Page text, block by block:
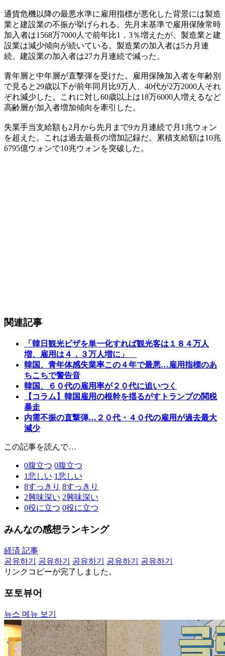
通貨危機以降の最悪水準に雇用指標が悪化した背景には製造
業と建設業の不振が挙げられる。先月末基準で雇用保険常時
加入者は1568万7000人で前年比1．3％増えたが、製造業と建
設業は減少傾向が続いている。製造業の加入者は5カ月連
続、建設業の加入者は27カ月連続で減った。
青年層と中年層が直撃弾を受けた。雇用保険加入者を年齢別
で見ると29歳以下が前年同月比9万人、40代が2万2000人それ
ぞれ減少した。これに対し60歳以上は18万6000人増えるなど
高齢層が加入者増加傾向を牽引した。
失業手当支給額も2月から先月まで9カ月連続で月1兆ウォン
を超えた。これは過去最長の増加記録だ。累積支給額は10兆
6795億ウォンで10兆ウォンを突破した。
関連記事
「韓日観光ビザを単一化すれば観光客は１８４万人
増、雇用は４．３万人増に」
韓国、青年体感失業率この４年で最悪…雇用指標のあ
ちこちで警告音
韓国、６０代の雇用率が２０代に追いつく
【コラム】韓国雇用の根幹を揺るがすトランプの関税
暴走
内需不振の直撃弾…２０代・４０代の雇用が過去最大
減少
この記事を読んで…
0腹立つ 0腹立つ
1悲しい 1悲しい
8すっきり 8すっきり
2興味深い 2興味深い
0役に立つ 0役に立つ
みんなの感想ランキング
経済 記事
공유하기
공유하기 공유하기 공유하기
공유하기
リンクコピーが完了しました。
포토뷰어
뉴스 메뉴 보기